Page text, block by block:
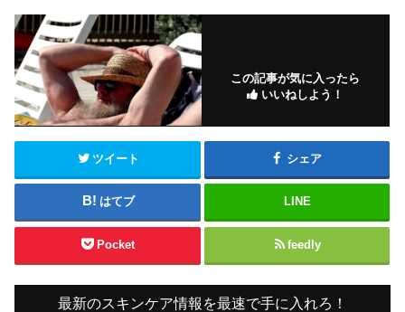
この記事が気に入ったら
いいねしよう！
ツイート シェア
はてブ LINE
Pocket feedly
最新のスキンケア情報を最速で手に入れろ！